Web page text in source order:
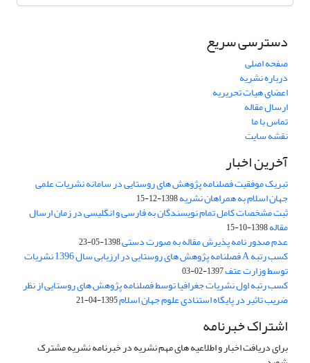
دسترسی سریع
صفحه اصلی
درباره نشریه
اعضای هیات تحریریه
ارسال مقاله
تماس با ما
نقشه سایت
آخرین اخبار
تبریک موفقیت فصلنامه پژوهش های روستایی در سامانه نشریات علمی
جهان اسلام به همراهان نشریه1398-12-15
ثبت مشخصات کامل تمام نویسندگان به فارسی و انگلیسی در زمان ارسال
مقاله1398-10-15
عدم صدور نامه پذیرش مقاله به صورت دستی1398-05-23
کسب رتبه A فصلنامه پژوهش های روستایی در ارزیابی سال 1396 نشریات
توسط وزارت عتف1397-02-03
کسب رتبه اول نشریات جغرافیا توسط فصلنامه پژوهش های روستایی از نظر
ضریب تاثیر در پایگاه استنادی علوم جهان اسلام1395-04-21
اشتراک خبرنامه
برای دریافت اخبار و اطلاعیه های مهم نشریه در خبرنامه نشریه مشترک